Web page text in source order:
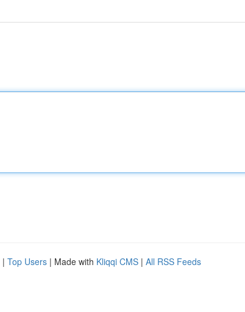
| Top Users | Made with Kliqqi CMS | All RSS Feeds